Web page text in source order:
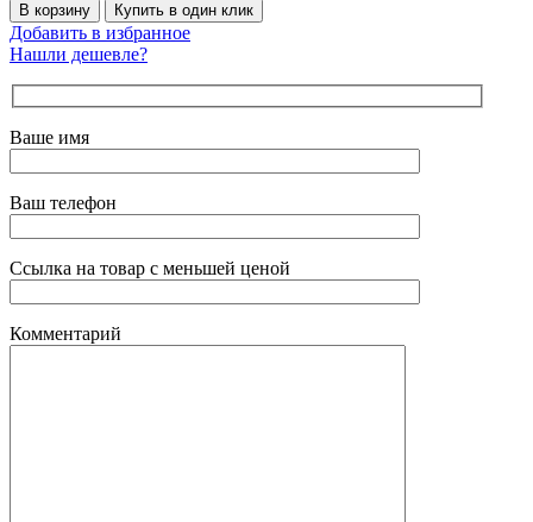
В корзину Купить в один клик
Добавить в избранное
Нашли дешевле?
Ваше имя
Ваш телефон
Ссылка на товар с меньшей ценой
Комментарий